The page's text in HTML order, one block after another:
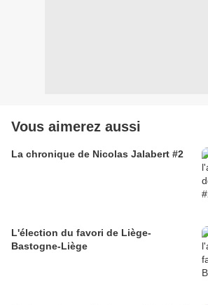
Vous aimerez aussi
La chronique de Nicolas Jalabert #2
L'élection du favori de Liège-
Bastogne-Liège